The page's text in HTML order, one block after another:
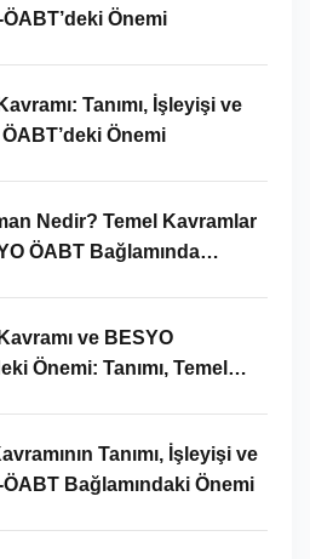
ÖABT’deki Önemi
Tanımı, İşleyişi ve
Önemi
Nedir? Temel Kavramlar
ÖABT Bağlamında
ve BESYO
Önemi: Tanımı, Temel
Tanımı, İşleyişi ve
ÖABT Bağlamındaki Önemi